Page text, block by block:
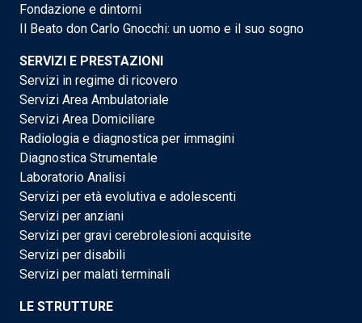
Fondazione e dintorni
Il Beato don Carlo Gnocchi: un uomo e il suo sogno
SERVIZI E PRESTAZIONI
Servizi in regime di ricovero
Servizi Area Ambulatoriale
Servizi Area Domiciliare
Radiologia e diagnostica per immagini
Diagnostica Strumentale
Laboratorio Analisi
Servizi per età evolutiva e adolescenti
Servizi per anziani
Servizi per gravi cerebrolesioni acquisite
Servizi per disabili
Servizi per malati terminali
LE STRUTTURE